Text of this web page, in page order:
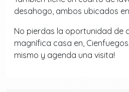
desahogo, ambos ubicados
No pierdas la oportunidad de
magnífica casa en,
mismo y agenda una visita!